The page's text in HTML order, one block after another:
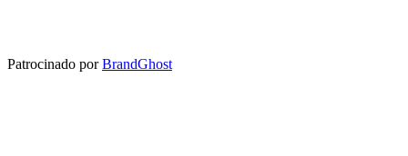
Patrocinado por BrandGhost